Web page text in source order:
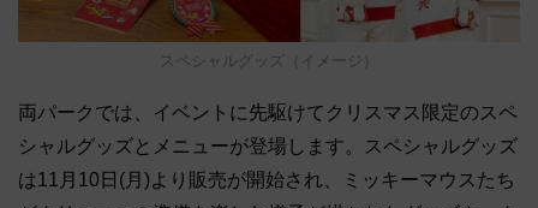
スペシャルグッズ（イメージ）
両パークでは、イベントに先駆けてクリスマス限定のスペ
シャルグッズとメニューが登場します。スペシャルグッズ
は11月10日(月)より販売が開始され、ミッキーマウスたち